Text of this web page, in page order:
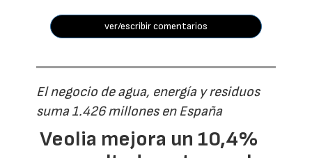
ver/escribir comentarios
El negocio de agua, energía y residuos
suma 1.426 millones en España
Veolia mejora un 10,4%